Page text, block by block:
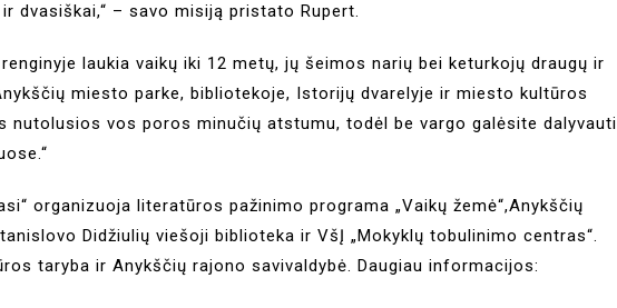
dvasiškai,“ – savo misiją pristato Rupert.
laukia vaikų iki 12 metų, jų šeimos narių bei keturkojų draugų ir
miesto parke, bibliotekoje, Istorijų dvarelyje ir miesto kultūros
nutolusios vos poros minučių atstumu, todėl be vargo galėsite dalyvauti
organizuoja literatūros pažinimo programa „Vaikų žemė“,Anykščių
Didžiulių viešoji biblioteka ir VšĮ „Mokyklų tobulinimo centras“.
taryba ir Anykščių rajono savivaldybė. Daugiau informacijos: